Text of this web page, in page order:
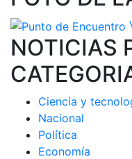
NOTICIAS
Ciencia y
Nacional
Política
Economía